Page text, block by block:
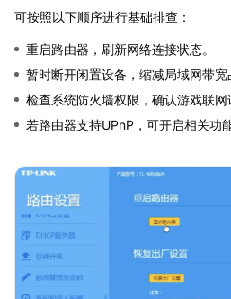
可按照以下顺序进行基础排查：
重启路由器，刷新网络连接状态。
暂时断开闲置设备，缩减局域网带宽
检查系统防火墙权限，确认游戏联网
若路由器支持UPnP，可开启相关功